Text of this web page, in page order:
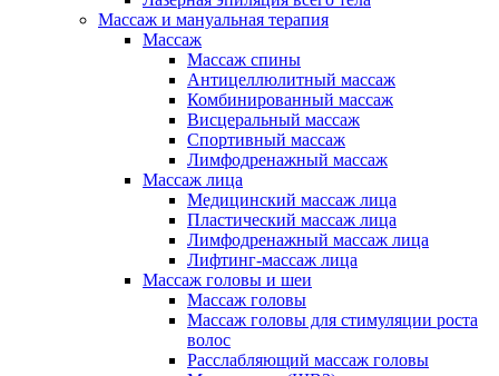
Массаж и мануальная терапия
Массаж
Массаж спины
Антицеллюлитный массаж
Комбинированный массаж
Висцеральный массаж
Спортивный массаж
Лимфодренажный массаж
Массаж лица
Медицинский массаж лица
Пластический массаж лица
Лимфодренажный массаж лица
Лифтинг-массаж лица
Массаж головы и шеи
Массаж головы
Массаж головы для стимуляции роста
волос
Расслабляющий массаж головы